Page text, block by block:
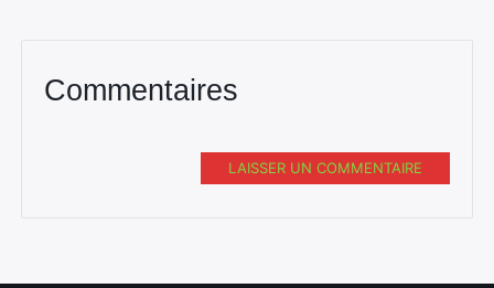
Commentaires
LAISSER UN COMMENTAIRE